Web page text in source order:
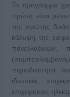
Το πρόγραμμα
πρώτη είναι
της πρώτης
κάλυψη της
πανελλαδικών,
περιοδικότητα
ιδιωτικές
επιχειρήσεις